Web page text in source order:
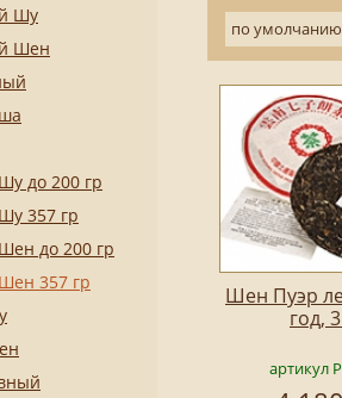
Шу
Шен
до 200 гр
357 гр
до 200 гр
357 гр
по умолчанию
Шен Пуэр
год,
артикул